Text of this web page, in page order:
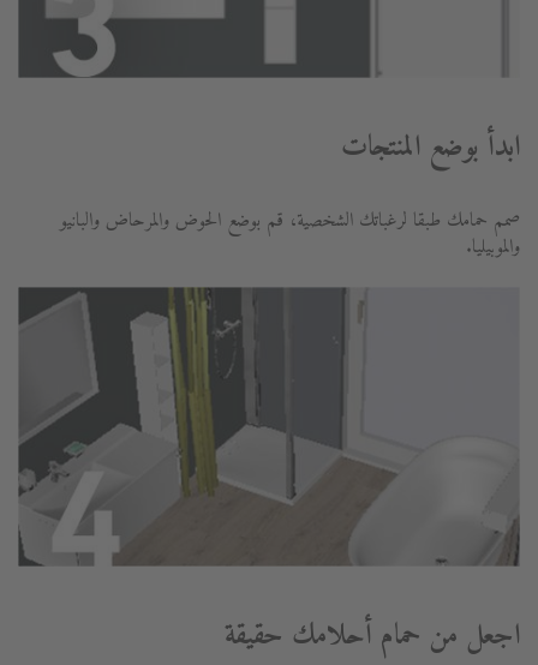
ابدأ بوضع المنتجات
صمم حمامك طبقا لرغباتك الشخصية، قم بوضع الحوض والمرحاض والبانيو
والموبيليا.
اجعل من حمام أحلامك حقيقة